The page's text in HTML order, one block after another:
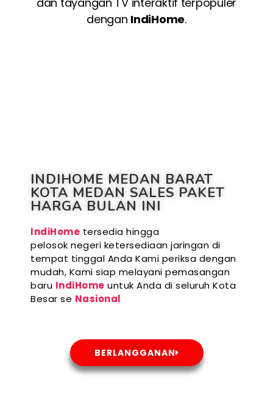
dengan IndiHome.
INDIHOME MEDAN BARAT
KOTA MEDAN SALES PAKET
HARGA BULAN INI
IndiHome tersedia hingga
pelosok negeri ketersediaan jaringan di
tempat tinggal Anda Kami periksa dengan
mudah, Kami siap melayani pemasangan
baru IndiHome untuk Anda di seluruh Kota
Besar se Nasional
BERLANGGANAN